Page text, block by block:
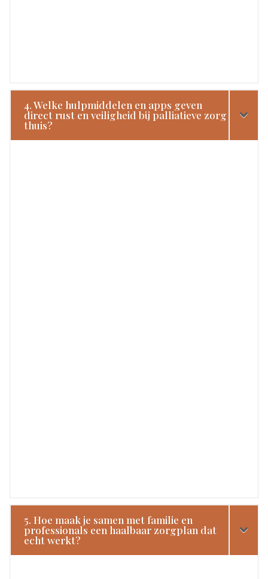
4. Welke hulpmiddelen en apps geven
direct rust en veiligheid bij palliatieve zorg
thuis?
5. Hoe maak je samen met familie en
professionals een haalbaar zorgplan dat
echt werkt?